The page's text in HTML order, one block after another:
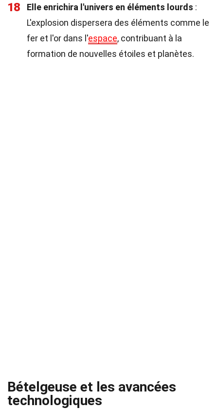
18 Elle enrichira l'univers en éléments lourds :
L'explosion dispersera des éléments comme le
fer et l'or dans l'espace, contribuant à la
formation de nouvelles étoiles et planètes.
Bételgeuse et les avancées
technologiques